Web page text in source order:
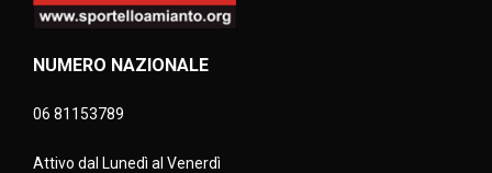
NUMERO NAZIONALE
06 81153789
Attivo dal Lunedì al Venerdì